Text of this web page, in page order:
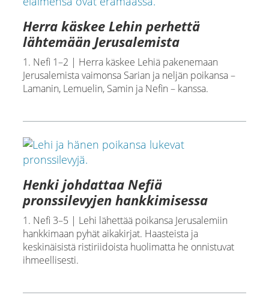
Herra käskee Lehin perhettä
lähtemään Jerusalemista
1. Nefi 1–2 | Herra käskee Lehiä pakenemaan
Jerusalemista vaimonsa Sarian ja neljän poikansa –
Lamanin, Lemuelin, Samin ja Nefin – kanssa.
Henki johdattaa Nefiä
pronssilevyjen hankkimisessa
1. Nefi 3–5 | Lehi lähettää poikansa Jerusalemiin
hankkimaan pyhät aikakirjat. Haasteista ja
keskinäisistä ristiriidoista huolimatta he onnistuvat
ihmeellisesti.